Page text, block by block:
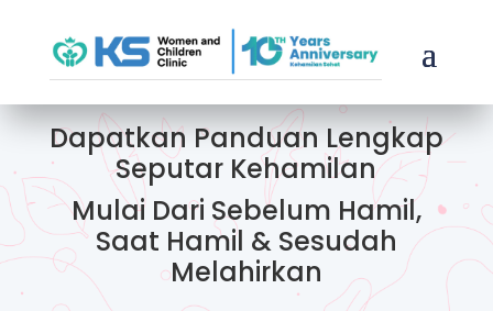
Dapatkan Panduan Lengkap
Seputar Kehamilan
Mulai Dari Sebelum Hamil,
Saat Hamil & Sesudah
Melahirkan